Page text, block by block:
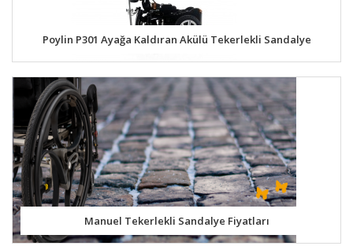
Poylin P301 Ayağa Kaldıran Akülü Tekerlekli Sandalye
Manuel Tekerlekli Sandalye Fiyatları